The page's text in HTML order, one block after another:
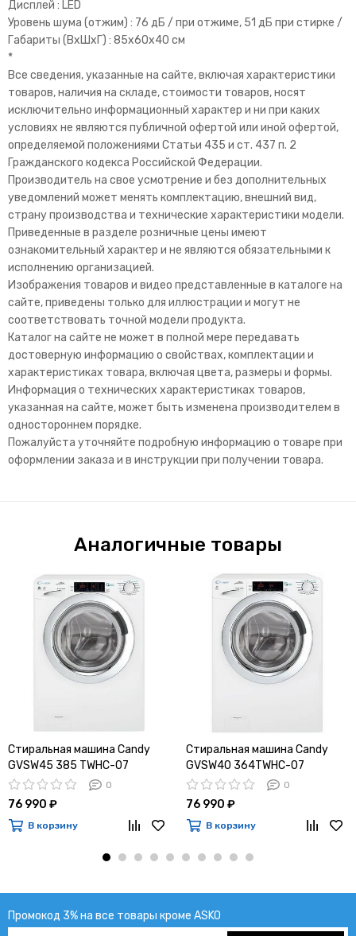
Дисплей : LED
Уровень шума (отжим) : 76 дБ / при отжиме, 51 дБ при стирке /
Габариты (ВхШхГ) : 85x60x40 см
*
Все сведения, указанные на сайте, включая характеристики
товаров, наличия на складе, стоимости товаров, носят
исключительно информационный характер и ни при каких
условиях не являются публичной офертой или иной офертой,
определяемой положениями Статьи 435 и ст. 437 п. 2
Гражданского кодекса Российской Федерации.
Производитель на свое усмотрение и без дополнительных
уведомлений может менять комплектацию, внешний вид,
страну производства и технические характеристики модели.
Приведенные в разделе розничные цены имеют
ознакомительный характер и не являются обязательными к
исполнению организацией.
Изображения товаров и видео представленные в каталоге на
сайте, приведены только для иллюстрации и могут не
соответствовать точной модели продукта.
Каталог на сайте не может в полной мере передавать
достоверную информацию о свойствах, комплектации и
характеристиках товара, включая цвета, размеры и формы.
Информация о технических характеристиках товаров,
указанная на сайте, может быть изменена производителем в
одностороннем порядке.
Пожалуйста уточняйте подробную информацию о товаре при
оформлении заказа и в инструкции при получении товара.
Аналогичные товары
Стиральная машина Candy
GVSW45 385 TWHC-07
0
76 990 ₽
В корзину
Стиральная машина Candy
GVSW40 364TWHC-07
0
76 990 ₽
В корзину
Промокод 3% на все товары кроме ASKO